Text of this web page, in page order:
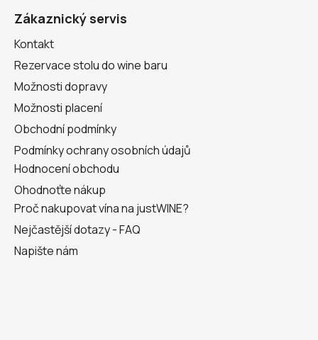
Zákaznický servis
Kontakt
Rezervace stolu do wine baru
Možnosti dopravy
Možnosti placení
Obchodní podmínky
Podmínky ochrany osobních údajů
Hodnocení obchodu
Ohodnoťte nákup
Proč nakupovat vína na justWINE?
Nejčastější dotazy - FAQ
Napište nám